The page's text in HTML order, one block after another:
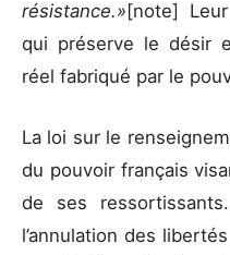
résistance.»[note]
qui préserve le désir
réel fabriqué par le
La loi sur le
du pouvoir français
de ses
l’annulation des